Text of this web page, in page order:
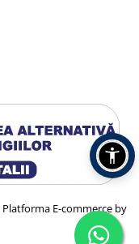
Platforma E-commerce by